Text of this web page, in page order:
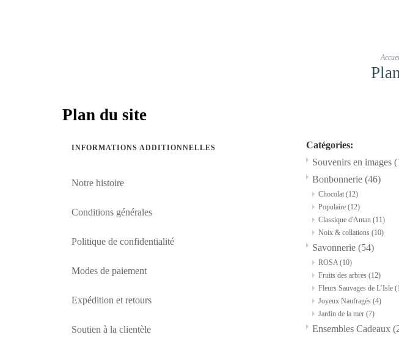
Plan du site
Catégories:
Souvenirs en images
Bonbonnerie (46)
Chocolat (12)
Populaire (12)
Classique d'Antan (11)
Noix & collations (10)
Savonnerie (54)
ROSA(10)
Fruits des arbres (12)
Fleurs Sauvages de L’Isle
Joyeux Naufragés (4)
Jardin de la mer (7)
Ensembles Cadeaux
INFORMATIONS ADDITIONNELLES
Notre histoire
Conditions générales
Politique de confidentialité
Modes de paiement
Expédition et retours
Soutien à la clientèle